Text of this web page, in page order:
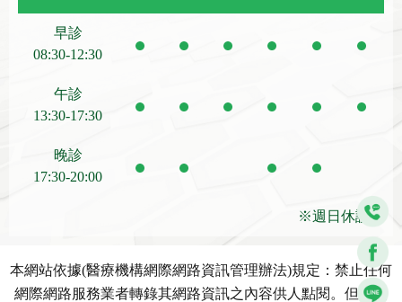
早診
08:30-12:30
午診
13:30-17:30
晚診
17:30-20:00
※週日休診※
本網站依據(醫療機構網際網路資訊管理辦法)規定：禁止任何
網際網路服務業者轉錄其網路資訊之內容供人點閱。但以網